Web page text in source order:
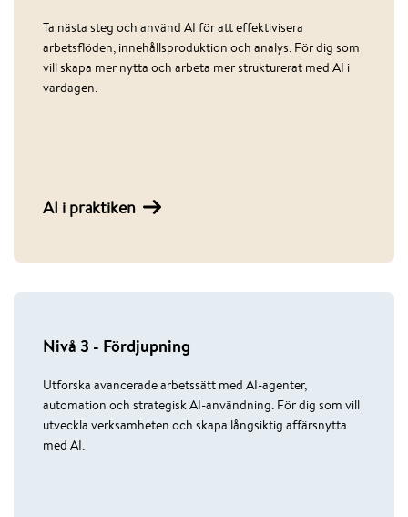
Ta nästa steg och använd AI för att effektivisera
arbetsflöden, innehållsproduktion och analys. För dig som
vill skapa mer nytta och arbeta mer strukturerat med AI i
vardagen.
AI i praktiken
Nivå 3 - Fördjupning
Utforska avancerade arbetssätt med AI-agenter,
automation och strategisk AI-användning. För dig som vill
utveckla verksamheten och skapa långsiktig affärsnytta
med AI.